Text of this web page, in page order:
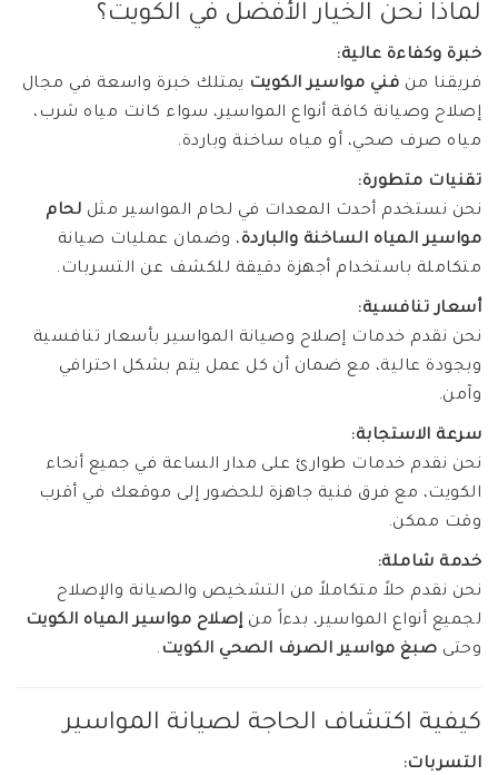
لماذا نحن الخيار الأفضل في الكويت؟
خبرة وكفاءة عالية:
فريقنا من فني مواسير الكويت يمتلك خبرة واسعة في مجال
إصلاح وصيانة كافة أنواع المواسير، سواء كانت مياه شرب،
مياه صرف صحي، أو مياه ساخنة وباردة.
تقنيات متطورة:
نحن نستخدم أحدث المعدات في لحام المواسير مثل لحام
مواسير المياه الساخنة والباردة، وضمان عمليات صيانة
متكاملة باستخدام أجهزة دقيقة للكشف عن التسربات.
أسعار تنافسية:
نحن نقدم خدمات إصلاح وصيانة المواسير بأسعار تنافسية
وبجودة عالية، مع ضمان أن كل عمل يتم بشكل احترافي
وآمن.
سرعة الاستجابة:
نحن نقدم خدمات طوارئ على مدار الساعة في جميع أنحاء
الكويت، مع فرق فنية جاهزة للحضور إلى موقعك في أقرب
وقت ممكن.
خدمة شاملة:
نحن نقدم حلاً متكاملاً من التشخيص والصيانة والإصلاح
لجميع أنواع المواسير، بدءاً من إصلاح مواسير المياه الكويت
وحتى صبغ مواسير الصرف الصحي الكويت .
كيفية اكتشاف الحاجة لصيانة المواسير
التسربات: